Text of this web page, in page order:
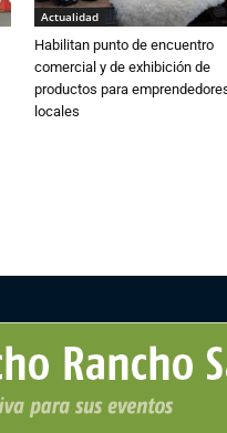
Actualidad
Habilitan punto de encuentro
comercial y de exhibición de
productos para
locales